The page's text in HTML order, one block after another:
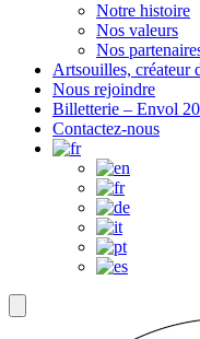
Notre histoire
Nos valeurs
Nos
Artsouilles, créateur
Nous rejoindre
Billetterie – Envol
Contactez-nous